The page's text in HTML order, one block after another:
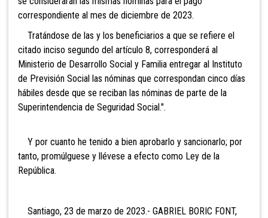
correspondiente al mes de diciembre de 2023.
Tratándose de las y los beneficiarios a que se refiere el
citado inciso segundo del artículo 8, corresponderá al
Ministerio de Desarrollo Social y Familia entregar al Instituto
de Previsión Social las nóminas que correspondan cinco días
hábiles desde que se reciban las nóminas de parte de la
Superintendencia de Seguridad Social.".
Y por cuanto he tenido a bien aprobarlo y sancionarlo; por
tanto, promúlguese y llévese a efecto como Ley de la
República.
Santiago, 23 de marzo de 2023.- GABRIEL BORIC FONT,